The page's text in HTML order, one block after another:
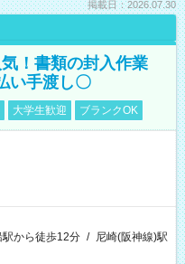
掲載日：2026.07.30
！書類の封入作業
い手渡し〇
大学生歓迎 ブランクOK
駅から徒歩12分 / 尼崎(阪神線)駅